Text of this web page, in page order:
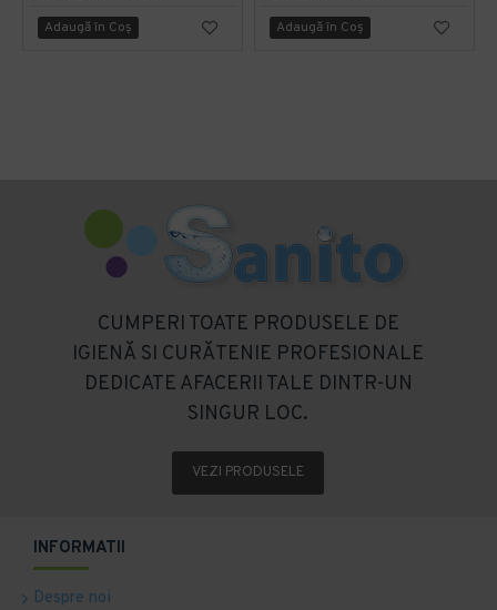
Adaugă în Coş Adaugă în Coş
CUMPERI TOATE PRODUSELE DE
IGIENĂ SI CURĂTENIE PROFESIONALE
DEDICATE AFACERII TALE DINTR-UN
SINGUR LOC.
VEZI PRODUSELE
INFORMATII
Despre noi